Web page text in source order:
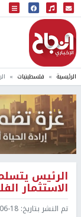
البث المباشر
إذاعة النجاح
الرئيسية فلسطينيات
الرئيس
الاستثمار
تم النشر بتاريخ: 14:54